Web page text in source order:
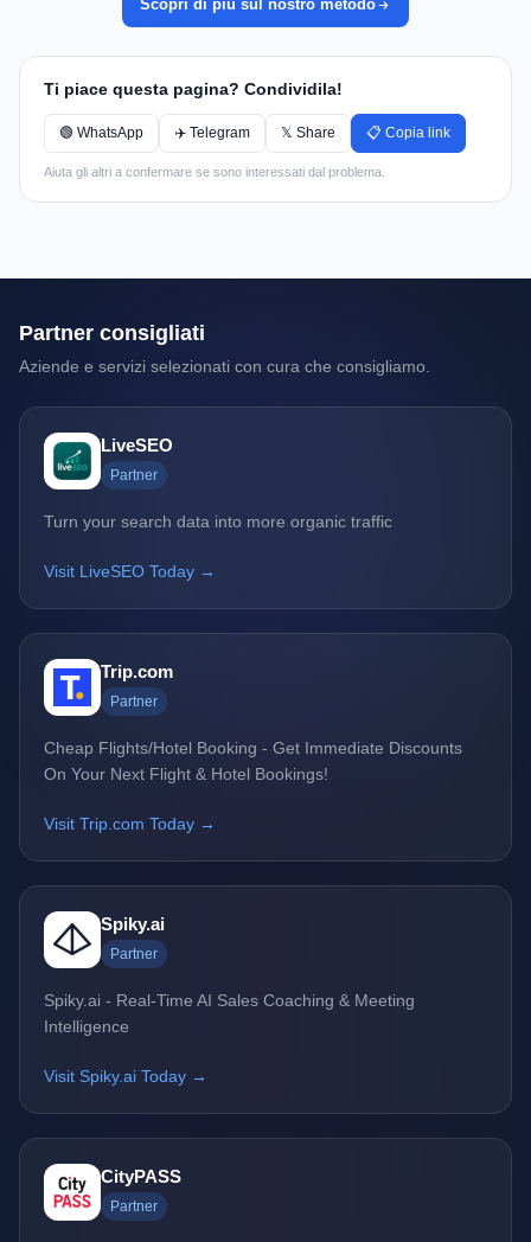
Scopri di più sul nostro metodo
Ti piace questa pagina? Condividila!
🟢 WhatsApp ✈️ Telegram 𝕏 Share 📋 Copia link
Aiuta gli altri a confermare se sono interessati dal problema.
Partner consigliati
Aziende e servizi selezionati con cura che consigliamo.
LiveSEO
Partner
Turn your search data into more organic traffic
Visit LiveSEO Today →
Trip.com
Partner
Cheap Flights/Hotel Booking - Get Immediate Discounts
On Your Next Flight & Hotel Bookings!
Visit Trip.com Today →
Spiky.ai
Partner
Spiky.ai - Real-Time AI Sales Coaching & Meeting
Intelligence
Visit Spiky.ai Today →
CityPASS
Partner